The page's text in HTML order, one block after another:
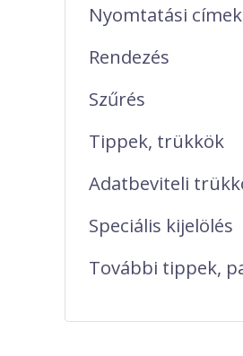
Nyomtatási
Rendezés
Szűrés
Tippek, trükkök
Adatbeviteli
Speciális kijelölés
További tippek,